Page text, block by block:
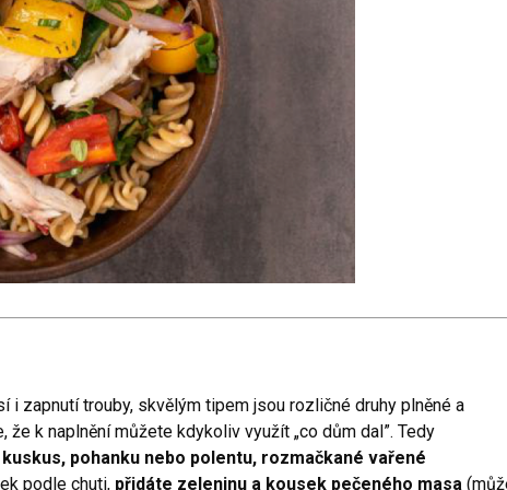
i zapnutí trouby, skvělým tipem jsou rozličné druhy plněné a
k naplnění můžete kdykoliv využít „co dům dal”. Tedy
pohanku nebo polentu, rozmačkané vařené
podle chuti, přidáte zeleninu a kousek pečeného masa